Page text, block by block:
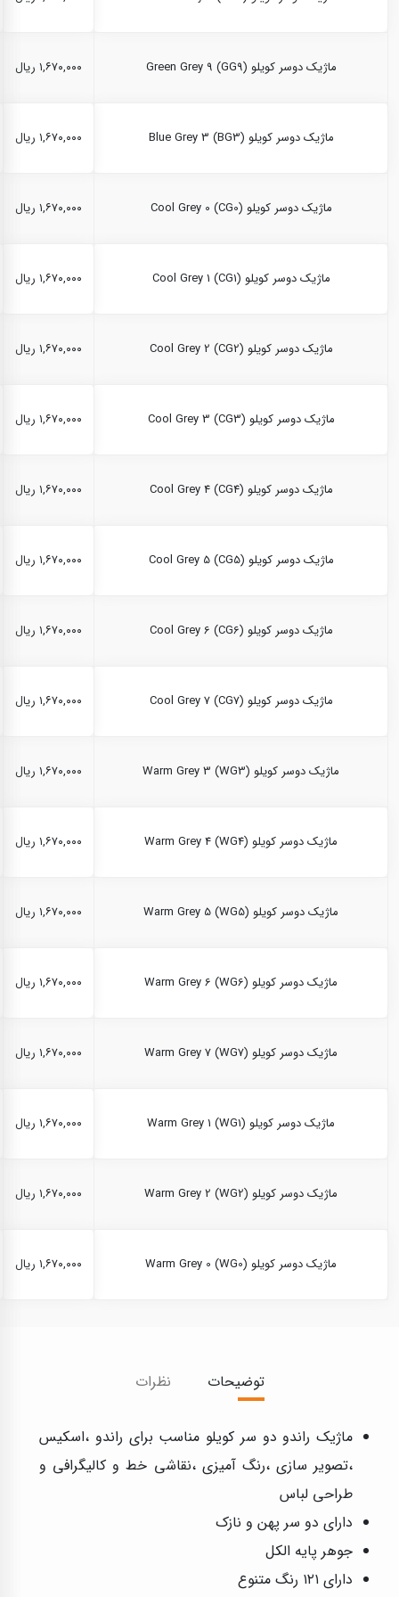
ماژیک دوسر کویلو Green Grey 9 (GG9) ۱,۶۷۰,۰۰۰ ریال
ماژیک دوسر کویلو Blue Grey 3 (BG3) ۱,۶۷۰,۰۰۰ ریال
ماژیک دوسر کویلو Cool Grey 0 (CG0) ۱,۶۷۰,۰۰۰ ریال
ماژیک دوسر کویلو Cool Grey 1 (CG1) ۱,۶۷۰,۰۰۰ ریال
ماژیک دوسر کویلو Cool Grey 2 (CG2) ۱,۶۷۰,۰۰۰ ریال
ماژیک دوسر کویلو Cool Grey 3 (CG3) ۱,۶۷۰,۰۰۰ ریال
ماژیک دوسر کویلو Cool Grey 4 (CG4) ۱,۶۷۰,۰۰۰ ریال
ماژیک دوسر کویلو Cool Grey 5 (CG5) ۱,۶۷۰,۰۰۰ ریال
ماژیک دوسر کویلو Cool Grey 6 (CG6) ۱,۶۷۰,۰۰۰ ریال
ماژیک دوسر کویلو Cool Grey 7 (CG7) ۱,۶۷۰,۰۰۰ ریال
ماژیک دوسر کویلو Warm Grey 3 (WG3) ۱,۶۷۰,۰۰۰ ریال
ماژیک دوسر کویلو Warm Grey 4 (WG4) ۱,۶۷۰,۰۰۰ ریال
ماژیک دوسر کویلو Warm Grey 5 (WG5) ۱,۶۷۰,۰۰۰ ریال
ماژیک دوسر کویلو Warm Grey 6 (WG6) ۱,۶۷۰,۰۰۰ ریال
ماژیک دوسر کویلو Warm Grey 7 (WG7) ۱,۶۷۰,۰۰۰ ریال
ماژیک دوسر کویلو Warm Grey 1 (WG1) ۱,۶۷۰,۰۰۰ ریال
ماژیک دوسر کویلو Warm Grey 2 (WG2) ۱,۶۷۰,۰۰۰ ریال
ماژیک دوسر کویلو Warm Grey 0 (WG0) ۱,۶۷۰,۰۰۰ ریال
توضیحات نظرات
ماژیک راندو دو سر کویلو مناسب برای راندو ،اسکیس
،تصویر سازی ،رنگ آمیزی ،نقاشی خط و کالیگرافی و
طراحی لباس
دارای دو سر پهن و نازک
جوهر پایه الکل
دارای ۱۲۱ رنگ متنوع